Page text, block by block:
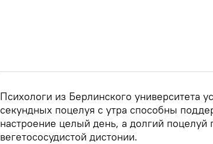
Психологи из Берлинского университета
секундных поцелуя с утра способны
настроение целый день, а долгий поцелуй
вегетососудистой дистонии.